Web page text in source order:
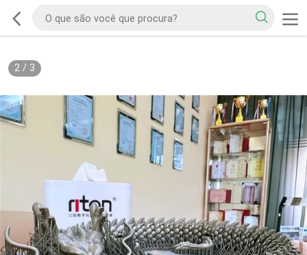
2/ 3